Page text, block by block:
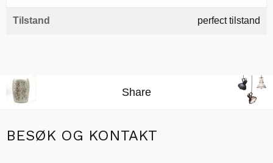
Tilstand perfect tilstand
Share
BESØK OG KONTAKT